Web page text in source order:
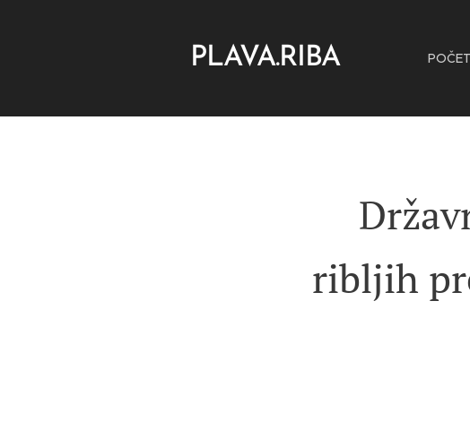
PLAVA.RIBA
ribljih